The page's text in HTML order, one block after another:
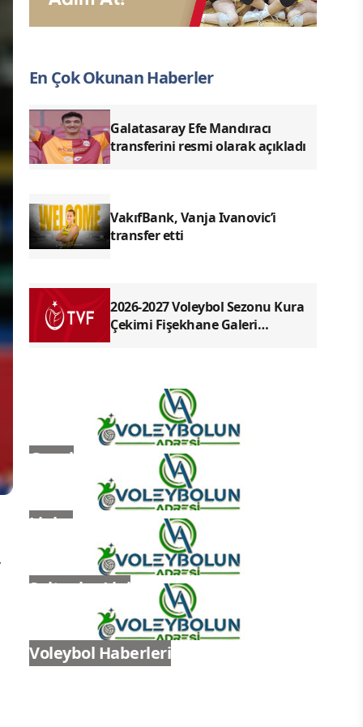
En Çok Okunan Haberler
Galatasaray Efe Mandıracı
transferini resmi olarak açıkladı
VakıfBank, Vanja Ivanovic’i
transfer etti
2026-2027 Voleybol Sezonu Kura
Çekimi Fişekhane Galeri
Genel
Ligler
Sultanlar Ligi
Voleybol Haberleri